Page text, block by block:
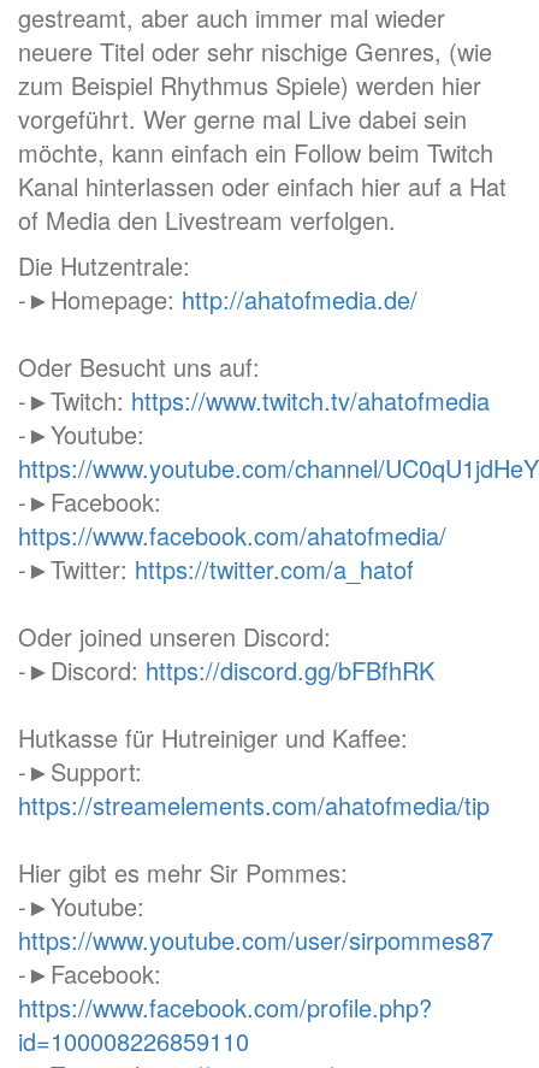
gestreamt, aber auch immer mal wieder
neuere Titel oder sehr nischige Genres, (wie
zum Beispiel Rhythmus Spiele) werden hier
vorgeführt. Wer gerne mal Live dabei sein
möchte, kann einfach ein Follow beim Twitch
Kanal hinterlassen oder einfach hier auf a Hat
of Media den Livestream verfolgen.
Die Hutzentrale:
-►Homepage: http://ahatofmedia.de/
Oder Besucht uns auf:
-►Twitch: https://www.twitch.tv/ahatofmedia
-►Youtube:
https://www.youtube.com/channel/
-►Facebook:
https://www.facebook.com/ahatofmedia/
-►Twitter: https://twitter.com/a_hatof
Oder joined unseren Discord:
-►Discord: https://discord.gg/bFBfhRK
Hutkasse für Hutreiniger und Kaffee:
-►Support:
https://streamelements.com/ahatofmedia/tip
Hier gibt es mehr Sir Pommes:
-►Youtube:
https://www.youtube.com/user/sirpommes87
-►Facebook:
https://www.facebook.com/profile.php?
id=100008226859110